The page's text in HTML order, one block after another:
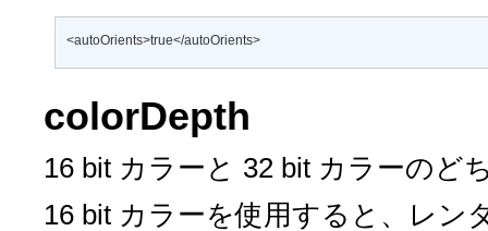
<autoOrients>true</autoOrients>
colorDepth
16 bit カラーと 32 bit カラーのど
16 bit カラーを使用すると、レ